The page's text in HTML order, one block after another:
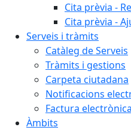
Cita prèvia -
Cita prèvia -
Serveis i tràmits
Catàleg de Serveis
Tràmits i gestions
Carpeta ciutadana
Notificacions
Factura electrònica
Àmbits